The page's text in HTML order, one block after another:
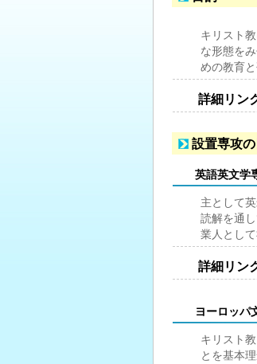
キリスト
な形態を
めの教育と
詳細リン
設置専攻
英語英文学
主として
読解を通
業人とし
詳細リン
ヨーロッパ
キリスト
とを基本